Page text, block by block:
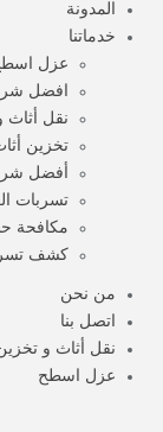
المدونة
خدماتنا
عزل
افضل
نقل أثاث
تخزين
أفضل
تسربات
مكافحة
كشف
من نحن
اتصل بنا
نقل أثاث و
عزل اسطح